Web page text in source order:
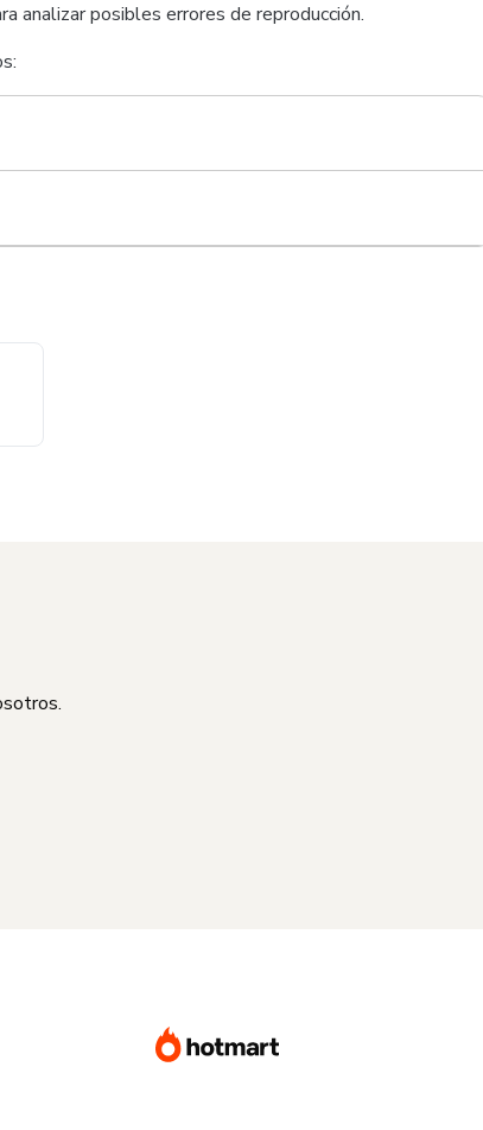
analizar posibles errores de reproducción.